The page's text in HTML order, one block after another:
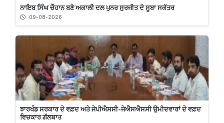
ਨਾਇਬ ਸਿੰਘ ਚੌਹਾਨ ਬਣੇ ਅਕਾਲੀ ਦਲ ਪੁਨਰ ਸੁਰਜੀਤ ਦੇ ਸੂਬਾ ਸਕੱਤਰ
09-08-2026
ਝਾਰਖੰਡ ਸਰਕਾਰ ਦੇ ਵਫ਼ਦ ਅਤੇ ਜੇਪੀਐਸਸੀ-ਜੇਐਸਐਸਸੀ ਉਮੀਦਵਾਰਾਂ ਦੇ ਵਫ਼ਦ
ਵਿਚਕਾਰ ਗੱਲਬਾਤ